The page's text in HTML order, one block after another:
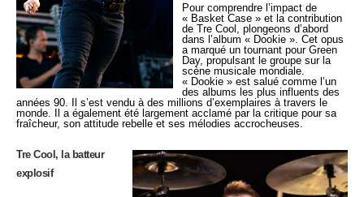
Pour comprendre l’impact de
« Basket Case » et la contribution
de Tre Cool, plongeons d’abord
dans l’album « Dookie ». Cet opus
a marqué un tournant pour Green
Day, propulsant le groupe sur la
scène musicale mondiale.
« Dookie » est salué comme l’un
des albums les plus influents des
années 90. Il s’est vendu à des millions d’exemplaires à travers le
monde. Il a également été largement acclamé par la critique pour sa
fraîcheur, son attitude rebelle et ses mélodies accrocheuses.
Tre Cool, la batteur
explosif